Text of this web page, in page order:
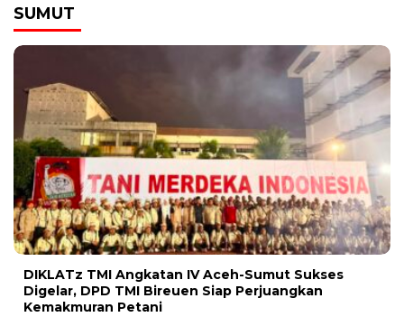
SUMUT
DIKLATz TMI Angkatan IV Aceh-Sumut Sukses
Digelar, DPD TMI Bireuen Siap Perjuangkan
Kemakmuran Petani